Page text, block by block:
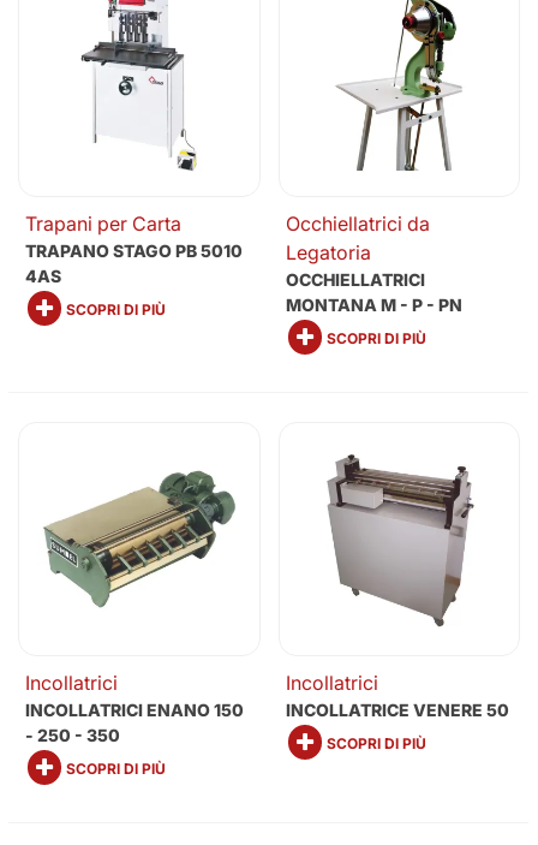
Trapani per Carta
TRAPANO STAGO PB 5010
4AS
SCOPRI DI PIÙ
Occhiellatrici da
Legatoria
OCCHIELLATRICI
MONTANA M - P - PN
SCOPRI DI PIÙ
Incollatrici
INCOLLATRICI ENANO 150
- 250 - 350
SCOPRI DI PIÙ
Incollatrici
INCOLLATRICE VENERE 50
SCOPRI DI PIÙ